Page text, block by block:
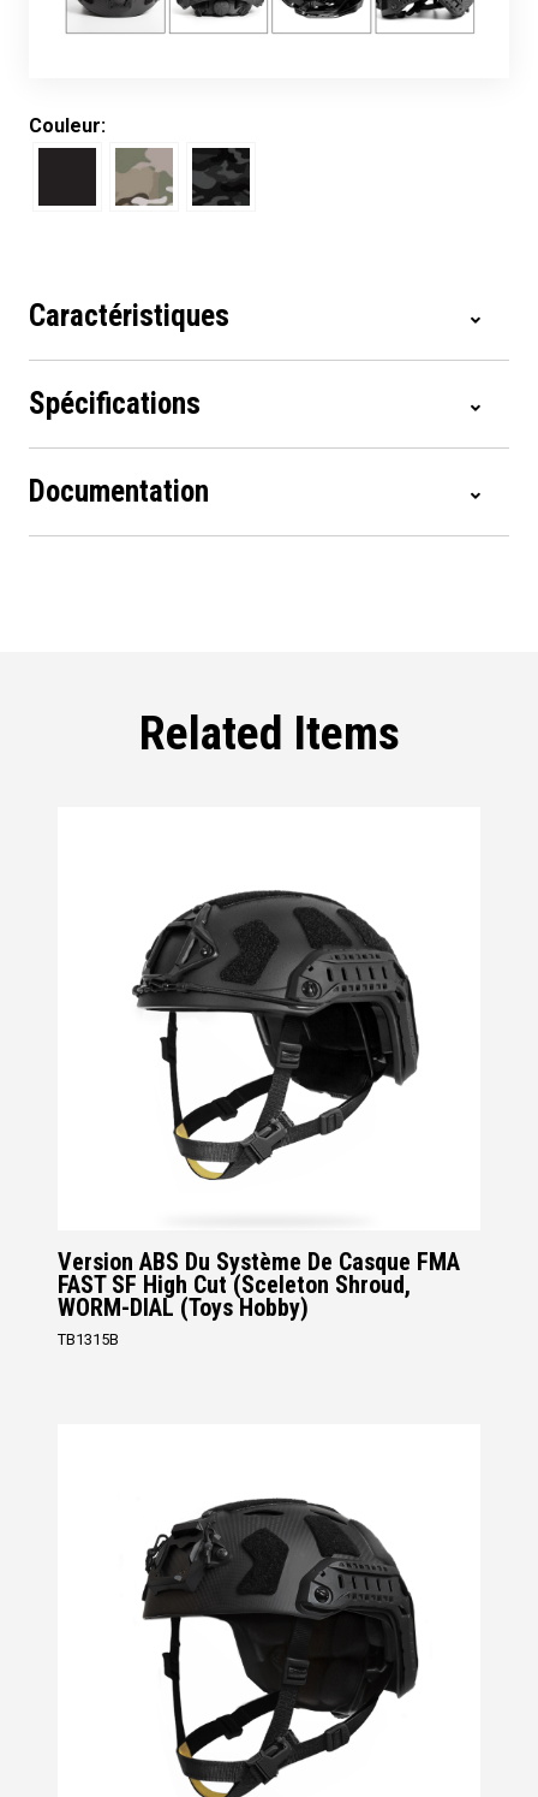
Couleur:
Caractéristiques
Spécifications
Documentation
Related Items
Version ABS Du Système De Casque FMA
FAST SF High Cut (Sceleton Shroud,
WORM-DIAL (Toys Hobby)
TB1315B